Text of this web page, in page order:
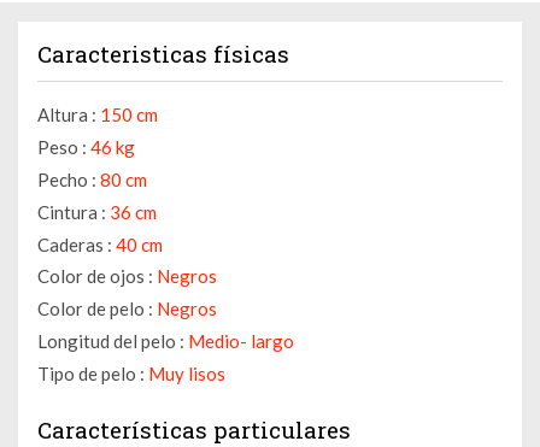
Caracteristicas físicas
Altura : 150 cm
Peso : 46 kg
Pecho : 80 cm
Cintura : 36 cm
Caderas : 40 cm
Color de ojos : Negros
Color de pelo : Negros
Longitud del pelo : Medio- largo
Tipo de pelo : Muy lisos
Características particulares